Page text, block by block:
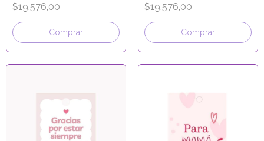
$19.576,00
Comprar
$19.576,00
Comprar